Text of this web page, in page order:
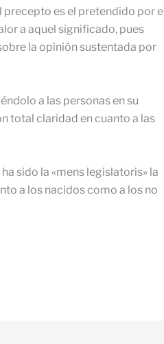
es el pretendido por el
a aquel significado, pues
la opinión sus­tentada por
a las personas en su
total claridad en cuanto a las
sido la «mens legislatoris» la
a los nacidos como a los no